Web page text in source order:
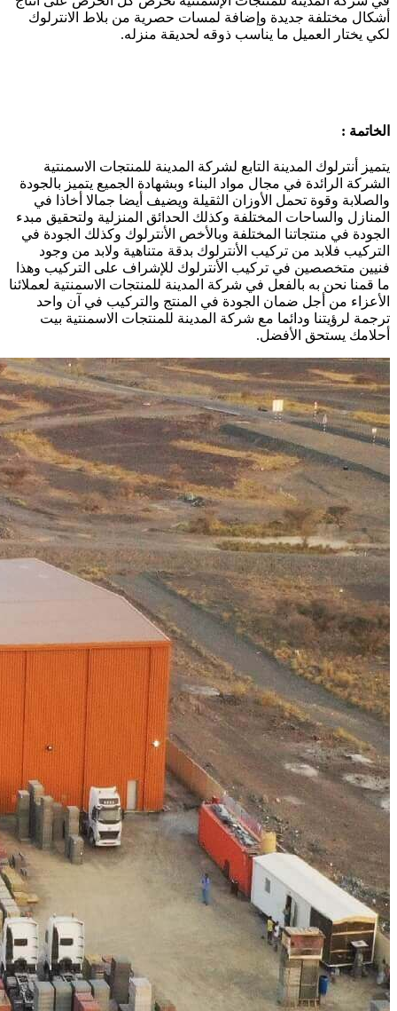
أشكال مختلفة جديدة وإضافة لمسات حصرية من بلاط الانترلوك
لكي يختار العميل ما يناسب ذوقه لحديقة منزله.
الخاتمة :
يتميز أنترلوك المدينة التابع لشركة المدينة للمنتجات الاسمنتية
الشركة الرائدة في مجال مواد البناء وبشهادة الجميع يتميز بالجودة
والصلابة وقوة تحمل الأوزان الثقيلة ويضيف أيضا جمالا أخاذا في
المنازل والساحات المختلفة وكذلك الحدائق المنزلية ولتحقيق مبدء
الجودة في منتجاتنا المختلفة وبالأخص الأنترلوك وكذلك الجودة في
التركيب فلابد من تركيب الأنترلوك بدقة متناهية ولابد من وجود
فنيين متخصصين في تركيب الأنترلوك للإشراف على التركيب وهذا
ما قمنا نحن به بالفعل في شركة المدينة للمنتجات الاسمنتية لعملائنا
الأعزاء من أجل ضمان الجودة في المنتج والتركيب في آن واحد
ترجمة لرؤيتنا ودائما مع شركة المدينة للمنتجات الاسمنتية بيت
أحلامك يستحق الأفضل.